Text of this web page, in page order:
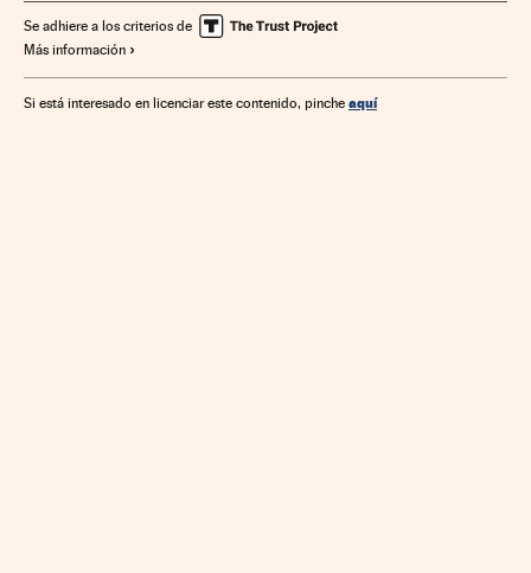
Poder judicial Sentencias Bancos Sanciones
Juicios Empresas
Proceso judicial Economía Banca Trabajo
Se adhiere a los criterios de
Más información
Si está interesado en licenciar este contenido, pinche aquí